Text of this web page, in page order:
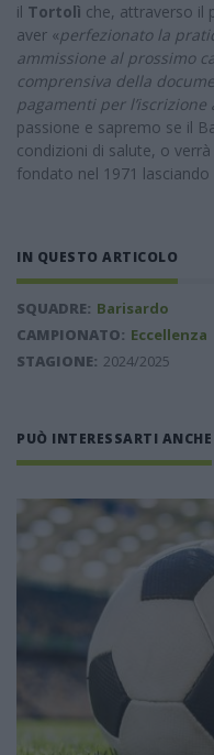
il Tortolì che, attraverso il
aver «perfezionato la
ammissione al prossimo
comprensiva della
pagamenti per l’iscrizione
passione e sapremo se il
condizioni di salute, o
fondato nel 1971
IN QUESTO ARTICOLO
SQUADRE: Barisardo
CAMPIONATO: Eccellenza
STAGIONE: 2024/2025
PUÒ INTERESSARTI ANCHE